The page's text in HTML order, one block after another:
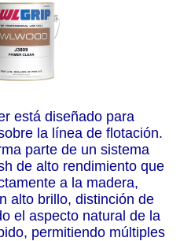
está diseñado para
la línea de flotación.
parte de un sistema
de alto rendimiento que
a la madera,
alto brillo, distinción de
el aspecto natural de la
permitiendo múltiples